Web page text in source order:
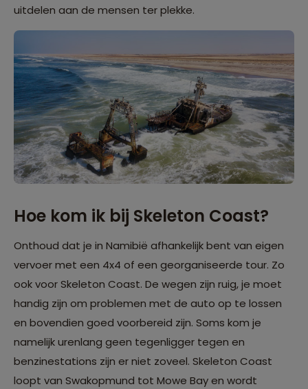
uitdelen aan de mensen ter plekke.
Hoe kom ik bij Skeleton Coast?
Onthoud dat je in Namibië afhankelijk bent van eigen
vervoer met een 4x4 of een georganiseerde tour. Zo
ook voor Skeleton Coast. De wegen zijn ruig, je moet
handig zijn om problemen met de auto op te lossen
en bovendien goed voorbereid zijn. Soms kom je
namelijk urenlang geen tegenligger tegen en
benzinestations zijn er niet zoveel. Skeleton Coast
loopt van Swakopmund tot Mowe Bay en wordt